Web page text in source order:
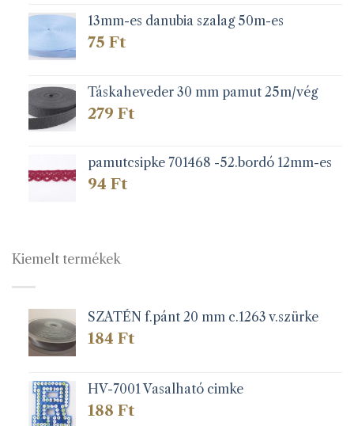
13mm-es danubia szalag 50m-es
75 Ft
Táskaheveder 30 mm pamut 25m/vég
279 Ft
pamutcsipke 701468 -52.bordó 12mm-es
94 Ft
Kiemelt termékek
SZATÉN f.pánt 20 mm c.1263 v.szürke
184 Ft
HV-7001 Vasalható cimke
188 Ft